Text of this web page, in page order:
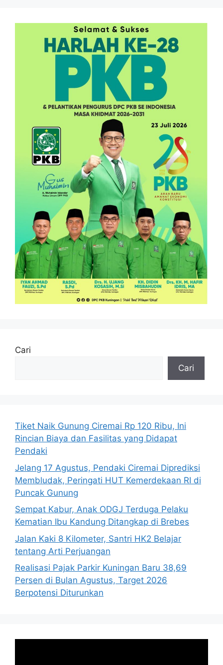
Cari
Cari
Tiket Naik Gunung Ciremai Rp 120 Ribu, Ini
Rincian Biaya dan Fasilitas yang Didapat
Pendaki
Jelang 17 Agustus, Pendaki Ciremai Diprediksi
Membludak, Peringati HUT Kemerdekaan RI di
Puncak Gunung
Sempat Kabur, Anak ODGJ Terduga Pelaku
Kematian Ibu Kandung Ditangkap di Brebes
Jalan Kaki 8 Kilometer, Santri HK2 Belajar
tentang Arti Perjuangan
Realisasi Pajak Parkir Kuningan Baru 38,69
Persen di Bulan Agustus, Target 2026
Berpotensi Diturunkan